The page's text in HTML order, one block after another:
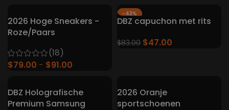
2026 Hoge Sneakers -
Roze/Paars
(18)
$79.00 $91.00
-43%
DBZ capuchon met rits
$83.00 $47.00
DBZ Holografische
Premium Samsung
2026 Oranje
sportschoenen